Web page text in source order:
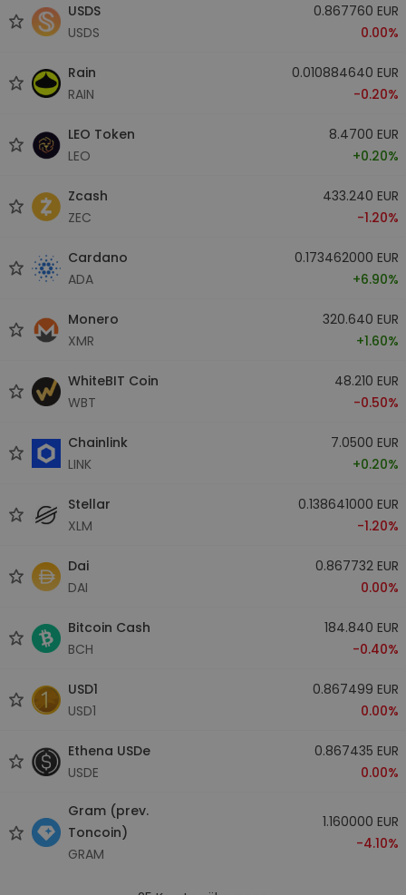
USDS
USDS
0.867760 EUR
0.00%
Rain
RAIN
0.010884640 EUR
-0.20%
LEO Token
LEO
8.4700 EUR
+0.20%
Zcash
ZEC
433.240 EUR
-1.20%
Cardano
ADA
0.173462000 EUR
+6.90%
Monero
XMR
320.640 EUR
+1.60%
WhiteBIT Coin
WBT
48.210 EUR
-0.50%
Chainlink
LINK
7.0500 EUR
+0.20%
Stellar
XLM
0.138641000 EUR
-1.20%
Dai
DAI
0.867732 EUR
0.00%
Bitcoin Cash
BCH
184.840 EUR
-0.40%
USD1
USD1
0.867499 EUR
0.00%
Ethena USDe
USDE
0.867435 EUR
0.00%
Gram (prev.
Toncoin)
GRAM
1.160000 EUR
-4.10%